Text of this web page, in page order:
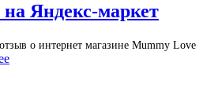
Яндекс-маркет
о интернет магазине Mummy Love